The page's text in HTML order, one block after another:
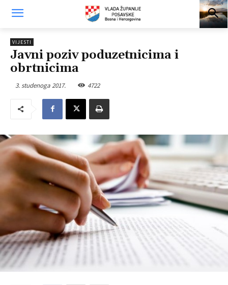
VIJESTI
Javni poziv poduzetnicima i
obrtnicima
3. studenoga 2017. 4722